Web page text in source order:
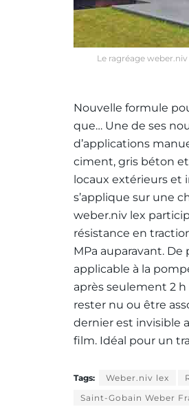
Le ragréage
Nouvelle formule
que… Une de ses
d’applications
ciment, gris béton et
locaux extérieurs et
s’applique sur une
weber.niv lex
résistance en
MPa auparavant. De
applicable à la
après seulement 2
rester nu ou être
dernier est invisible
film. Idéal pour un
Tags: Weber.niv lex
Saint-Gobain Weber